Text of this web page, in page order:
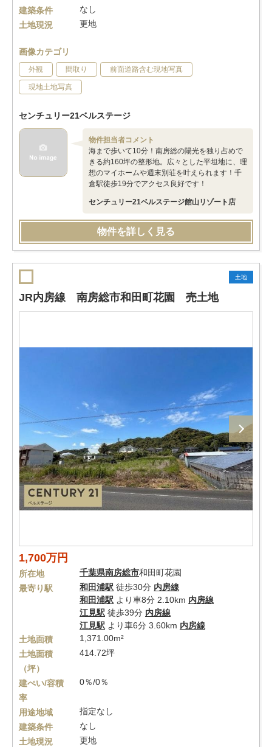
建築条件
なし
土地現況
更地
画像カテゴリ
外観 間取り 前面道路含む現地写真
現地土地写真
センチュリー21ベルステージ
物件担当者コメント
海まで歩いて10分！南房総の陽光を独り占めで
きる約160坪の整形地。広々とした平坦地に、理
想のマイホームや週末別荘を叶えられます！千
倉駅徒歩19分でアクセス良好です！
センチュリー21ベルステージ館山リゾート店
物件を詳しく見る
土地
JR内房線 南房総市和田町花園 売土地
1,700万円
所在地 千葉県南房総市和田町花園
最寄り駅
和田浦駅 徒歩30分 内房線
和田浦駅 より車8分 2.10km 内房線
江見駅 徒歩39分 内房線
江見駅 より車6分 3.60km 内房線
土地面積
1,371.00m²
土地面積
（坪）
414.72坪
建ぺい/容積
率
0％/0％
用途地域
指定なし
建築条件
なし
土地現況
更地